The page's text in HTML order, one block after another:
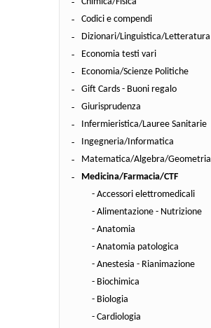
Codici e compendi
Dizionari/Linguistica/Letteratura
Economia testi vari
Economia/Scienze Politiche
Gift Cards - Buoni regalo
Giurisprudenza
Infermieristica/Lauree Sanitarie
Ingegneria/Informatica
Matematica/Algebra/Geometria
Medicina/Farmacia/CTF
- Accessori elettromedicali
- Alimentazione - Nutrizione
- Anatomia
- Anatomia patologica
- Anestesia - Rianimazione
- Biochimica
- Biologia
- Cardiologia